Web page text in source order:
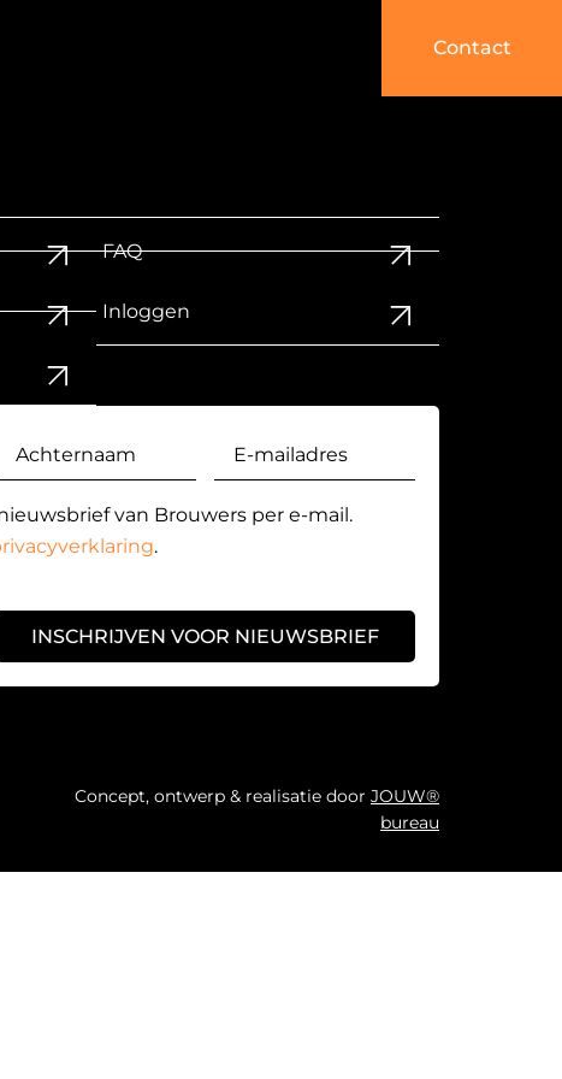
Contact
FAQ
Inloggen
van Brouwers per e-mail.
.
INSCHRIJVEN VOOR NIEUWSBRIEF
Concept, ontwerp & realisatie door JOUW®
bureau